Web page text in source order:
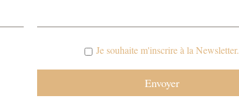
Je souhaite m'inscrire à la Newsletter.